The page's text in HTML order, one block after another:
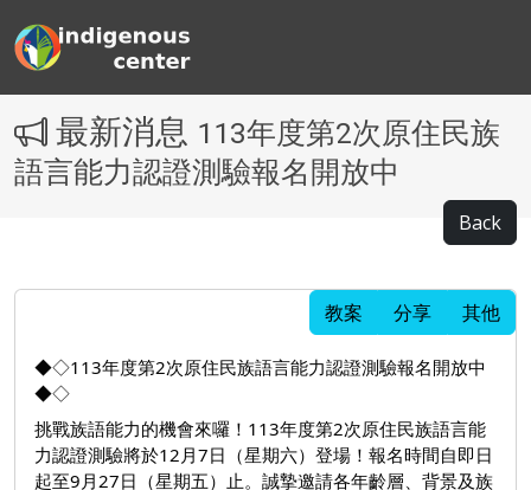
最新消息 113年度第2次原住民族
語言能力認證測驗報名開放中
Back
教案 分享 其他
◆◇113年度第2次原住民族語言能力認證測驗報名開放中
◆◇
挑戰族語能力的機會來囉！113年度第2次原住民族語言能
力認證測驗將於12月7日（星期六）登場！報名時間自即日
起至9月27日（星期五）止。誠摯邀請各年齡層、背景及族